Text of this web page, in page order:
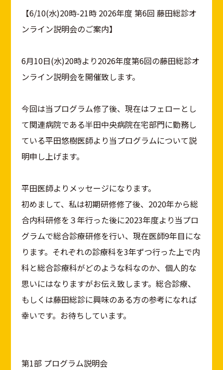
【6/10(水)20時-21時 2026年度 第6回 藤田総診オ
ンライン説明会のご案内】
6月10日(水)20時より2026年度第6回の藤田総診オ
ンライン説明会を開催致します。
今回は当プログラム修了後、現在はフェローとし
て関連病院である半田中央病院在宅部門に勤務し
ている平田悠樹医師より当プログラムについて説
明申し上げます。
平田医師よりメッセージになります。
初めまして、私は初期研修修了後、2020年から総
合内科研修を３年行った後に2023年度より当プロ
グラムで総合診療研修を行い、現在医師9年目にな
ります。それぞれの診療科を3年ずつ行った上で内
科と総合診療科がどのような科なのか、個人的な
思いにはなりますがお伝え致します。総合診療、
もしくは藤田総診に興味のある方の参考になれば
幸いです。お待ちしています。
第1部 プログラム説明会